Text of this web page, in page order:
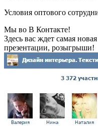
Условия оптового
Мы во В Контакте!
Здесь вас ждет самая
презентации, розыгрыши!